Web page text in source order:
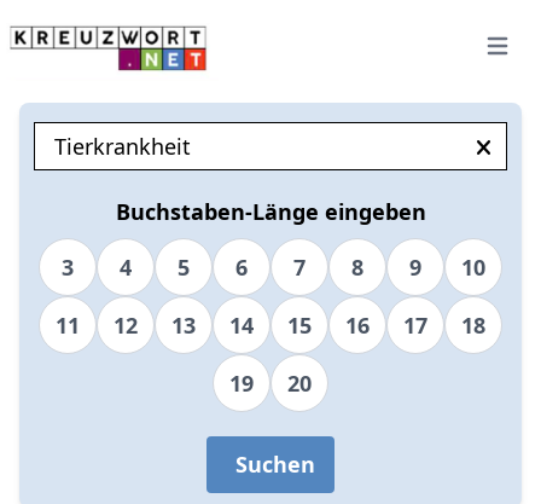
Open
Buchstaben-Länge eingeben
3
4 5 6 7 8 9
10
11
12 13 14 15 16 17
18
19
20
Suchen